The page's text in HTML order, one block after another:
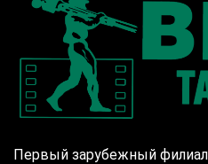
Первый зарубежный